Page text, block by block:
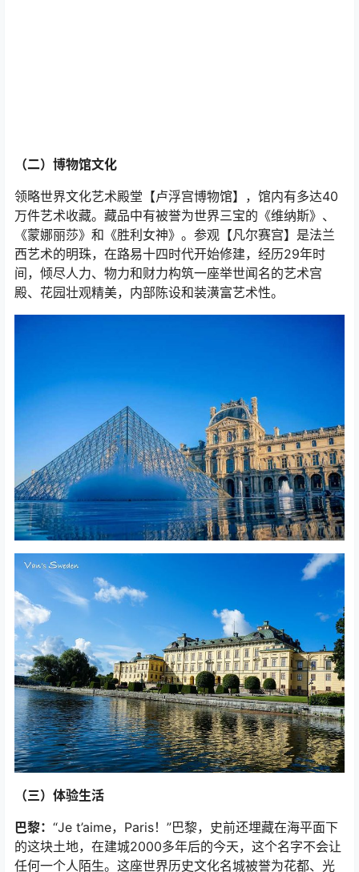
领略世界文化艺术殿堂【卢浮宫博物馆】，馆内有多达40
万件艺术收藏。藏品中有被誉为世界三宝的《维纳斯》、
《蒙娜丽莎》和《胜利女神》。参观【凡尔赛宫】是法兰
西艺术的明珠，在路易十四时代开始修建，经历29年时
间，倾尽人力、物力和财力构筑一座举世闻名的艺术宫
巴黎：“Je t’aime，Paris！”巴黎，史前还埋藏在海平面下
的这块土地，在建城2000多年后的今天，这个名字不会让